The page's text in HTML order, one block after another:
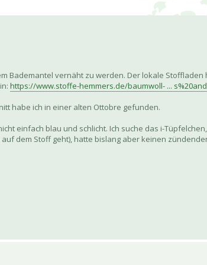
Bademantel vernäht zu werden. Der lokale Stoffladen
https://www.stoffe-hemmers.de/baumwoll- ...
habe ich in einer alten Ottobre gefunden.
einfach blau und schlicht. Ich suche das i-
dem Stoff geht), hatte bislang aber keinen